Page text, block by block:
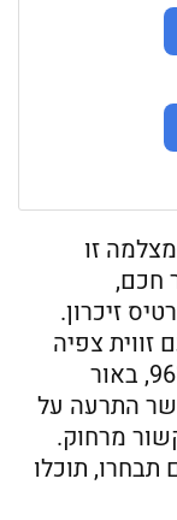
זו
חכם,
זיכרון.
זווית צפיה
אופקית של 360°, וזווית אנכית של 96°, באור
התרעה על
מרחוק.
תוכלו